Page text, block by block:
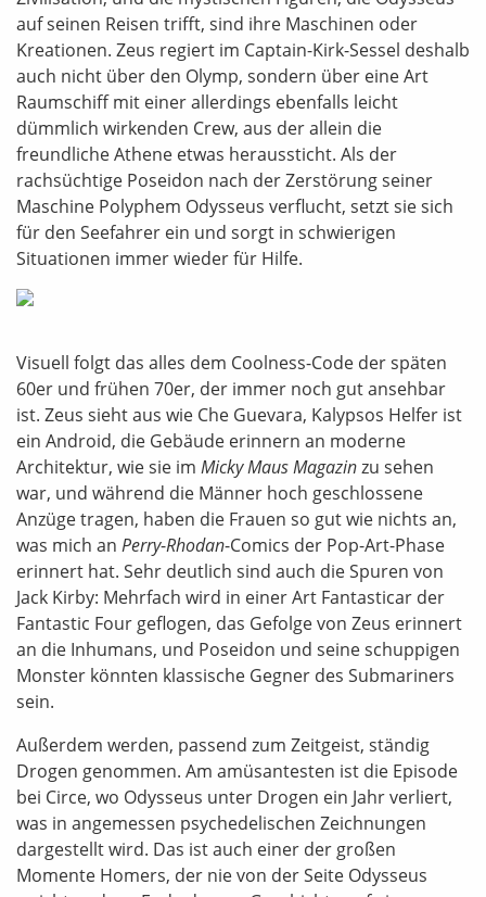
auf seinen Reisen trifft, sind ihre Maschinen oder
Kreationen. Zeus regiert im Captain-Kirk-Sessel deshalb
auch nicht über den Olymp, sondern über eine Art
Raumschiff mit einer allerdings ebenfalls leicht
dümmlich wirkenden Crew, aus der allein die
freundliche Athene etwas heraussticht. Als der
rachsüchtige Poseidon nach der Zerstörung seiner
Maschine Polyphem Odysseus verflucht, setzt sie sich
für den Seefahrer ein und sorgt in schwierigen
Situationen immer wieder für Hilfe.
Visuell folgt das alles dem Coolness-Code der späten
60er und frühen 70er, der immer noch gut ansehbar
ist. Zeus sieht aus wie Che Guevara, Kalypsos Helfer ist
ein Android, die Gebäude erinnern an moderne
Architektur, wie sie im Micky Maus Magazinzu sehen
war, und während die Männer hoch geschlossene
Anzüge tragen, haben die Frauen so gut wie nichts an,
was mich an Perry-Rhodan-Comics der Pop-Art-Phase
erinnert hat. Sehr deutlich sind auch die Spuren von
Jack Kirby: Mehrfach wird in einer Art Fantasticar der
Fantastic Four geflogen, das Gefolge von Zeus erinnert
an die Inhumans, und Poseidon und seine schuppigen
Monster könnten klassische Gegner des Submariners
sein.
Außerdem werden, passend zum Zeitgeist, ständig
Drogen genommen. Am amüsantesten ist die Episode
bei Circe, wo Odysseus unter Drogen ein Jahr verliert,
was in angemessen psychedelischen Zeichnungen
dargestellt wird. Das ist auch einer der großen
Momente Homers, der nie von der Seite Odysseus